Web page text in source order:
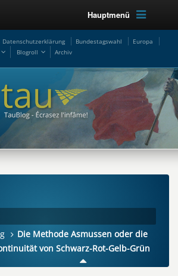
Hauptmenü
Datenschutzerklärung Bundestagswahl
Europa
Blogroll Archiv
Die Methode Asmussen oder die
von Schwarz-Rot-Gelb-Grün